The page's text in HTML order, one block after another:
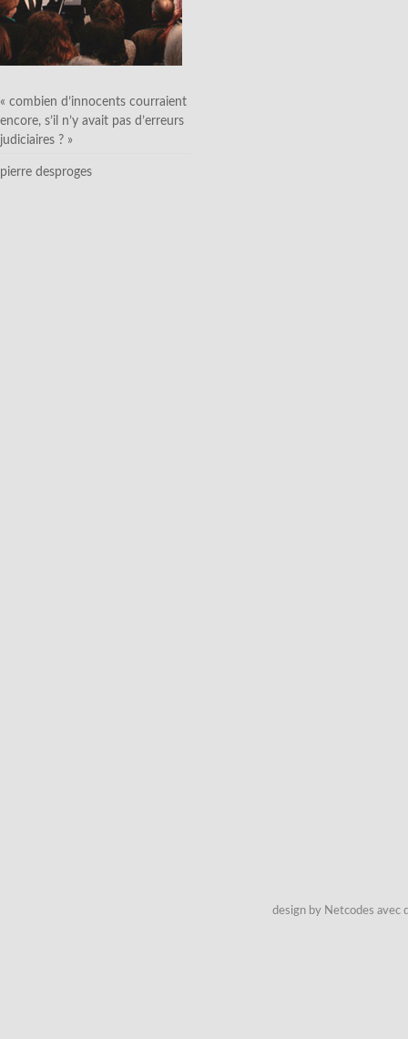
« combien d’innocents courraient
encore, s’il n’y avait pas d’erreurs
judiciaires ? »
pierre desproges
design by Netcodes avec